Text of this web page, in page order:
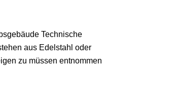
Technische
aus Edelstahl oder
zu müssen entnommen